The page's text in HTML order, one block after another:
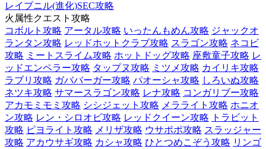
レイプニル(進化)SEC攻略
火属性クエスト攻略
コボルト攻略 アータル攻略 いったんもめん攻略 ジャックオ
ランタン攻略 レッドホットクラブ攻略 スラゴン攻略 ネコビ
攻略 ミートスライム攻略 ホットドッグ攻略 座敷童子攻略 レ
ッドエンペラー攻略 タップヌ攻略 ミツメ攻略 カイリキ攻略
ラブリ攻略 ガババーガー攻略 パオーシャ攻略 しろいぬ攻略
ネツキ攻略 サマースラゴン攻略 レナ攻略 コンガリブー攻略
アカモミモミ攻略 シシジェット攻略 メラライト攻略 ホニオ
ン攻略 レン・シロオビ攻略 レッドクイーン攻略
トラビット
攻略 ピヨライト攻略 メリザ攻略 ウサポポ攻略 スラッジャー
攻略 アカウサギ攻略 カシャ攻略 ひとつめこぞう攻略 リンゴ